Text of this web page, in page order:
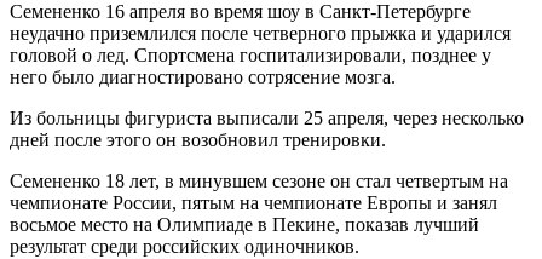
Семененко 16 апреля во время шоу в Санкт-Петербурге
неудачно приземлился после четверного прыжка и ударился
головой о лед. Спортсмена госпитализировали, позднее у
него было диагностировано сотрясение мозга.
Из больницы фигуриста выписали 25 апреля, через несколько
дней после этого он возобновил тренировки.
Семененко 18 лет, в минувшем сезоне он стал четвертым на
чемпионате России, пятым на чемпионате Европы и занял
восьмое место на Олимпиаде в Пекине, показав лучший
результат среди российских одиночников.